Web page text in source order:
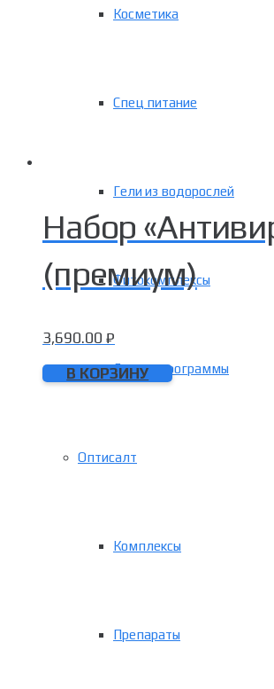
Косметика
Спец питание
Гели из водорослей
Фитокомплексы
Детокс программы
Оптисалт
Комплексы
Препараты
Набор
(премиум)
3,690.00 ₽
В КОРЗИНУ